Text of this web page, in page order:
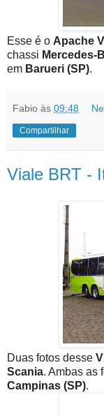
Esse é o Apache
chassi Mercedes-
em Barueri (SP).
Fabio às 09:48
Compartilhar
Viale BRT -
Duas fotos desse
Scania. Ambas as
Campinas (SP).